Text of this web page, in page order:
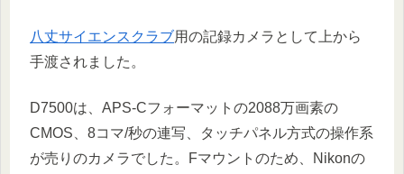
八丈サイエンスクラブ用の記録カメラとして上から
手渡されました。
D7500は、APS-Cフォーマットの2088万画素の
CMOS、8コマ/秒の連写、タッチパネル方式の操作系
が売りのカメラでした。Fマウントのため、Nikonの